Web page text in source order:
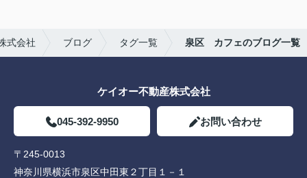
式会社 ブログ タグ一覧 泉区 カフェのブログ一覧
ケイオー不動産株式会社
045-392-9950 お問い合わせ
〒245-0013
神奈川県横浜市泉区中田東２丁目１－１